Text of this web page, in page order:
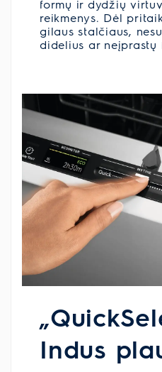
formų ir dydžių
reikmenys. Dėl
gilaus stalčiaus,
didelius ar neįprastų
Indus